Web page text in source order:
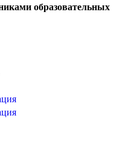
образовательных